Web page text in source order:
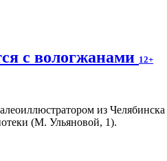
с вологжанами 12+
из
(М. Ульяновой, 1).